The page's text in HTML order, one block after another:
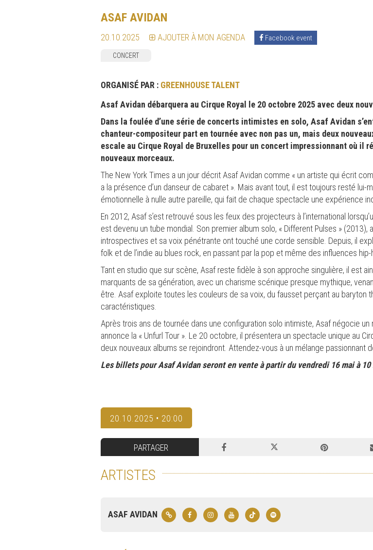
ASAF AVIDAN
20.10.2025 AJOUTER À MON AGENDA Facebook event
CONCERT
ORGANISÉ PAR : GREENHOUSE TALENT
Asaf Avidan débarquera au Cirque Royal le 20 octobre 2025 avec deux
Dans la foulée d’une série de concerts intimistes en solo, Asaf Avidan
chanteur-compositeur part en tournée avec non pas un, mais deux
escale au Cirque Royal de Bruxelles pour un concert impressionnant où il
nouveaux morceaux.
The New York Times a un jour décrit Asaf Avidan comme « un artiste qui écrit
a la présence d’un danseur de cabaret ». Mais avant tout, il est toujours resté lui-
émotionnelle à nulle autre pareille, qui fait de chaque spectacle une expérience
En 2012, Asaf s’est retrouvé sous les feux des projecteurs à l’international
est devenu un tube mondial. Son premier album solo, « Different Pulses »
introspectives et sa voix pénétrante ont touché une corde sensible. Depuis, il
folk et de l’indie au blues rock, en passant par la pop et même des influences
Tant en studio que sur scène, Asaf reste fidèle à son approche singulière, il est
marquants de sa génération, avec un charisme scénique presque mythique,
être. Asaf exploite toutes les couleurs de sa voix, du fausset perçant au baryton
caractéristiques.
Après trois ans de tournée dans une configuration solo intimiste, Asaf négocie un
annonce la « Unfurl Tour ». Le 20 octobre, il présentera un spectacle unique au
deux nouveaux albums se rejoindront. Attendez-vous à un mélange passionnant
Les billets pour Asaf Avidan seront en vente à partir du vendredi 16 mai à
20.10.2025 • 20:00
PARTAGER
ARTISTES
ASAF AVIDAN